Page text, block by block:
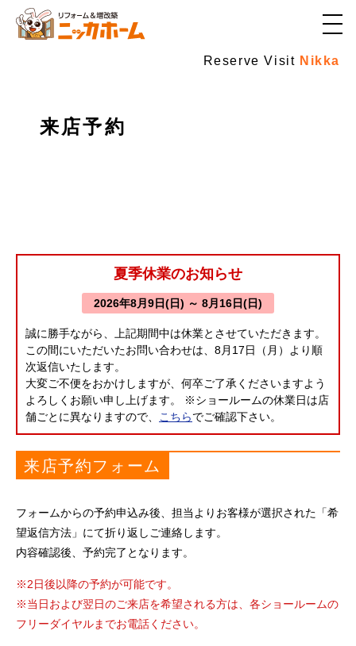
メ
ュ
Reserve Visit Nikka
来店予約
夏季休業のお知らせ
2026年8月9日(日) ～ 8月16日(日)
誠に勝手ながら、上記期間中は休業とさせていただきます。
この間にいただいたお問い合わせは、8月17日（月）より順
次返信いたします。
大変ご不便をおかけしますが、何卒ご了承くださいますよう
よろしくお願い申し上げます。
※ショールームの休業日は店
舗ごとに異なりますので、
こちらでご確認下さい。
来店予約フォーム
フォームからの予約申込み後、担当よりお客様が選択された「希
望返信方法」にて折り返しご連絡します。
内容確認後、予約完了となります。
※2日後以降の予約が可能です。
※当日および翌日のご来店を希望される方は、各ショールームの
フリーダイヤルまでお電話ください。